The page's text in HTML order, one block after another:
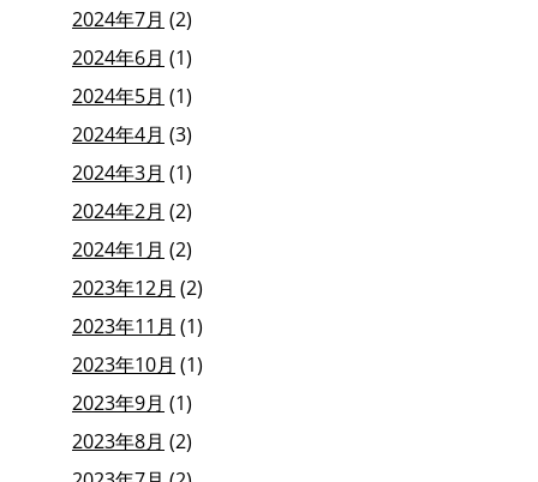
2024年7月 (2)
2024年6月 (1)
2024年5月 (1)
2024年4月 (3)
2024年3月 (1)
2024年2月 (2)
2024年1月 (2)
2023年12月 (2)
2023年11月 (1)
2023年10月 (1)
2023年9月 (1)
2023年8月 (2)